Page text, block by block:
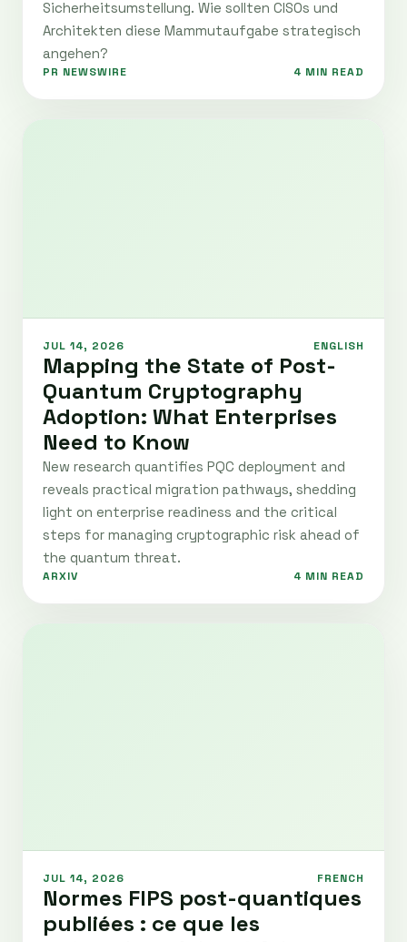
Sicherheitsumstellung. Wie sollten CISOs und
Architekten diese Mammutaufgabe strategisch
angehen?
PR NEWSWIRE 4 MIN READ
JUL 14, 2026 ENGLISH
Mapping the State of Post-
Quantum Cryptography
Adoption: What Enterprises
Need to Know
New research quantifies PQC deployment and
reveals practical migration pathways, shedding
light on enterprise readiness and the critical
steps for managing cryptographic risk ahead of
the quantum threat.
ARXIV 4 MIN READ
JUL 14, 2026 FRENCH
Normes FIPS post-quantiques
publiées : ce que les